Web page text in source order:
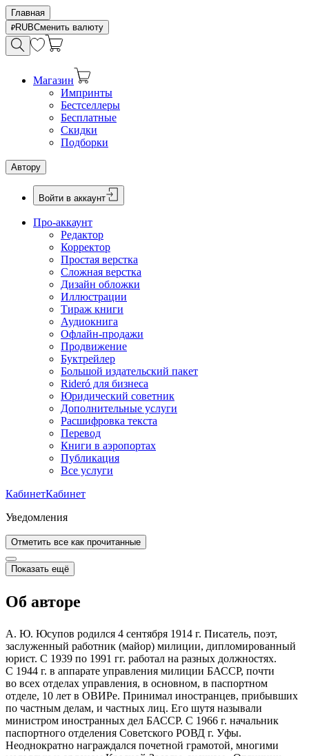
Главная
RUBСменить валюту
Магазин
Импринты
Бестселлеры
Бесплатные
Скидки
Подборки
Автору
Войти в аккаунт
Про-аккаунт
Редактор
Корректор
Простая верстка
Сложная верстка
Дизайн обложки
Иллюстрации
Тираж книги
Аудиокнига
Офлайн-продажи
Продвижение
Буктрейлер
Большой издательский пакет
Rideró для бизнеса
Юридический советник
Дополнительные услуги
Расшифровка текста
Перевод
Книги в аэропортах
Публикация
Все услуги
КабинетКабинет
Уведомления
Отметить все как прочитанные
Показать ещё
Об авторе
А. Ю. Юсупов родился 4 сентября 1914 г. Писатель, поэт,
заслуженный работник (майор) милиции, дипломированный
юрист. С 1939 по 1991 гг. работал на разных должностях.
С 1944 г. в аппарате управления милиции БАССР, почти
во всех отделах управления, в основном, в паспортном
отделе, 10 лет в ОВИРе. Принимал иностранцев, прибывших
по частным делам, и частных лиц. Его шутя называли
министром иностранных дел БАССР. С 1966 г. начальник
паспортного отделения Советского РОВД г. Уфы.
Неоднократно награждался почетной грамотой, многими